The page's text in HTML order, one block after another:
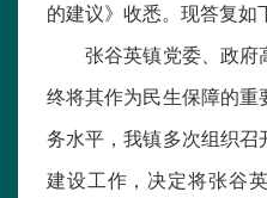
的建议》收悉。现答复如
张谷英镇党委、政府
终将其作为民生保障的重
务水平，我镇多次组织
建设工作，决定将张谷